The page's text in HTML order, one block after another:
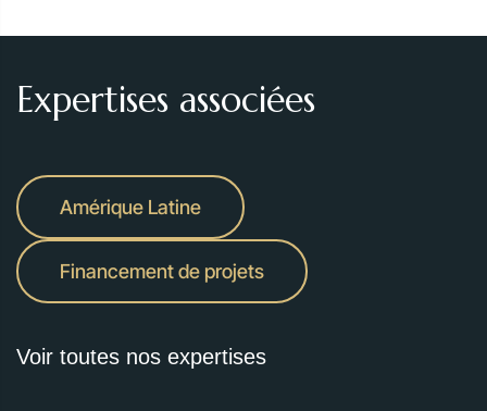
Expertises associées
Amérique Latine
Financement de projets
Voir toutes nos expertises